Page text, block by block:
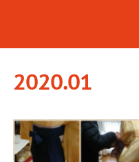
2020.01